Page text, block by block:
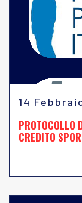
14
PROTOCOLLO
CREDITO